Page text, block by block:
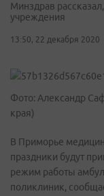
Минздрав
учреждения
13:50, 22 декабря 2020
Фото: Александр
края)
В Приморье
праздники будут
режим работы
поликлиник,